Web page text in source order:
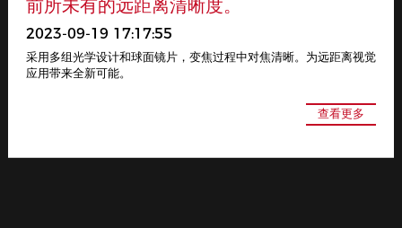
前所未有的远距离清晰度。
2023-09-19 17:17:55
采用多组光学设计和球面镜片，变焦过程中对焦清晰。为远距离视觉
应用带来全新可能。
查看更多